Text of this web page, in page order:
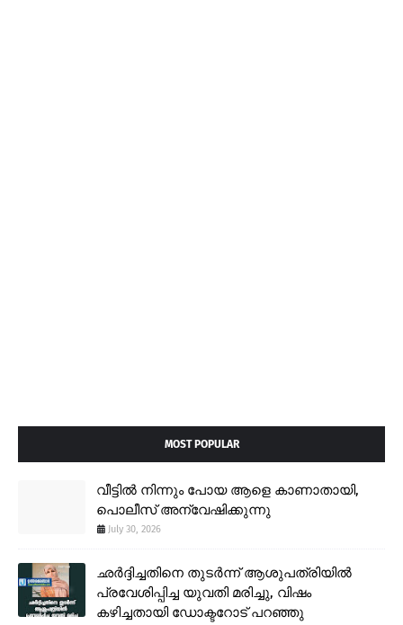
MOST POPULAR
വീട്ടിൽ നിന്നും പോയ ആളെ കാണാതായി,
പൊലീസ് അന്വേഷിക്കുന്നു
July 30, 2026
ഛർദ്ദിച്ചതിനെ തുടർന്ന് ആശുപത്രിയിൽ
പ്രവേശിപ്പിച്ച യുവതി മരിച്ചു, വിഷം
കഴിച്ചതായി ഡോക്ടറോട് പറഞ്ഞു